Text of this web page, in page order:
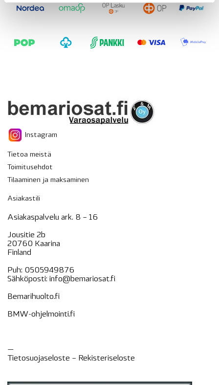
Instagram
Tietoa meistä
Toimitusehdot
Tilaaminen ja maksaminen
Asiakastili
Asiakaspalvelu ark. 8 – 16
Jousitie 2b
20760 Kaarina
Finland
Puh: 0505949876
Sähköposti: info@bemariosat.fi
Bemarihuolto.fi
BMW-ohjelmointi.fi
—
Tietosuojaseloste – Rekisteriseloste